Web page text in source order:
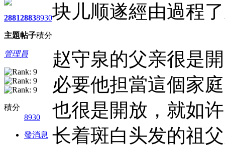
2881
主題
2883
帖子
8930
積分
管理員
積分
8930
發消息
块儿顺遂經由過程
赵守泉的父亲很是
必要他担當這個家
也很是開放，就如
长着斑白头发的祖